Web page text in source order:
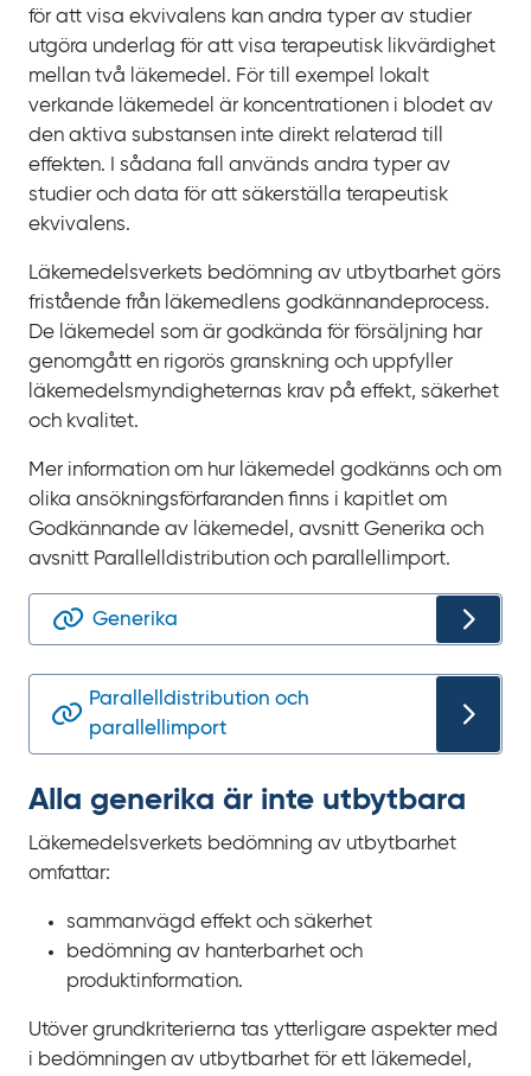
för att visa ekvivalens kan andra typer av studier
utgöra underlag för att visa terapeutisk likvärdighet
mellan två läkemedel. För till exempel lokalt
verkande läkemedel är koncentrationen i blodet av
den aktiva substansen inte direkt relaterad till
effekten. I sådana fall används andra typer av
studier och data för att säkerställa terapeutisk
ekvivalens.
Läkemedelsverkets bedömning av utbytbarhet görs
fristående från läkemedlens godkännandeprocess.
De läkemedel som är godkända för försäljning har
genomgått en rigorös granskning och uppfyller
läkemedelsmyndigheternas krav på effekt, säkerhet
och kvalitet.
Mer information om hur läkemedel godkänns och om
olika ansökningsförfaranden finns i kapitlet om
Godkännande av läkemedel, avsnitt Generika och
avsnitt Parallelldistribution och parallellimport.
Generika
Parallelldistribution och
parallellimport
Alla generika är inte utbytbara
Läkemedelsverkets bedömning av utbytbarhet
omfattar:
sammanvägd effekt och säkerhet
bedömning av hanterbarhet och
produktinformation.
Utöver grundkriterierna tas ytterligare aspekter med
i bedömningen av utbytbarhet för ett läkemedel,